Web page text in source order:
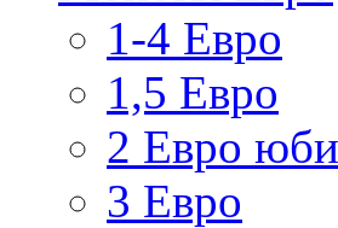
1-4 Евро
1,5 Евро
2 Евро
3 Евро